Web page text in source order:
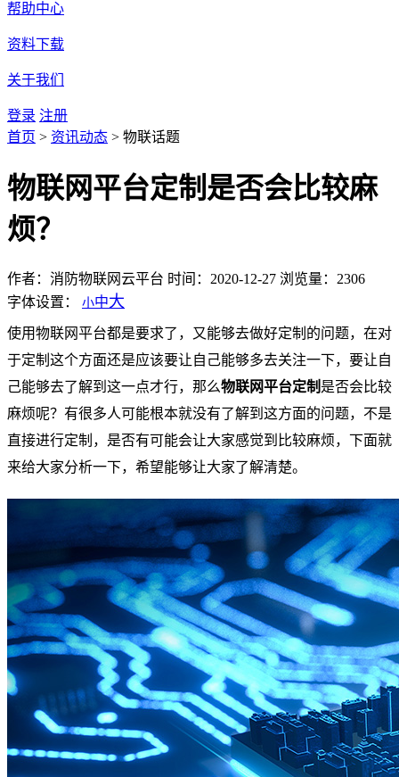
帮助中心
资料下载
关于我们
登录 注册
首页 > 资讯动态 > 物联话题
物联网平台定制是否会比较麻
烦？
作者：消防物联网云平台 时间：2020-12-27 浏览量：2306
字体设置： 小中大
使用物联网平台都是要求了，又能够去做好定制的问题，在对
于定制这个方面还是应该要让自己能够多去关注一下，要让自
己能够去了解到这一点才行，那么物联网平台定制 是否会比较
麻烦呢？有很多人可能根本就没有了解到这方面的问题，不是
直接进行定制，是否有可能会让大家感觉到比较麻烦，下面就
来给大家分析一下，希望能够让大家了解清楚。